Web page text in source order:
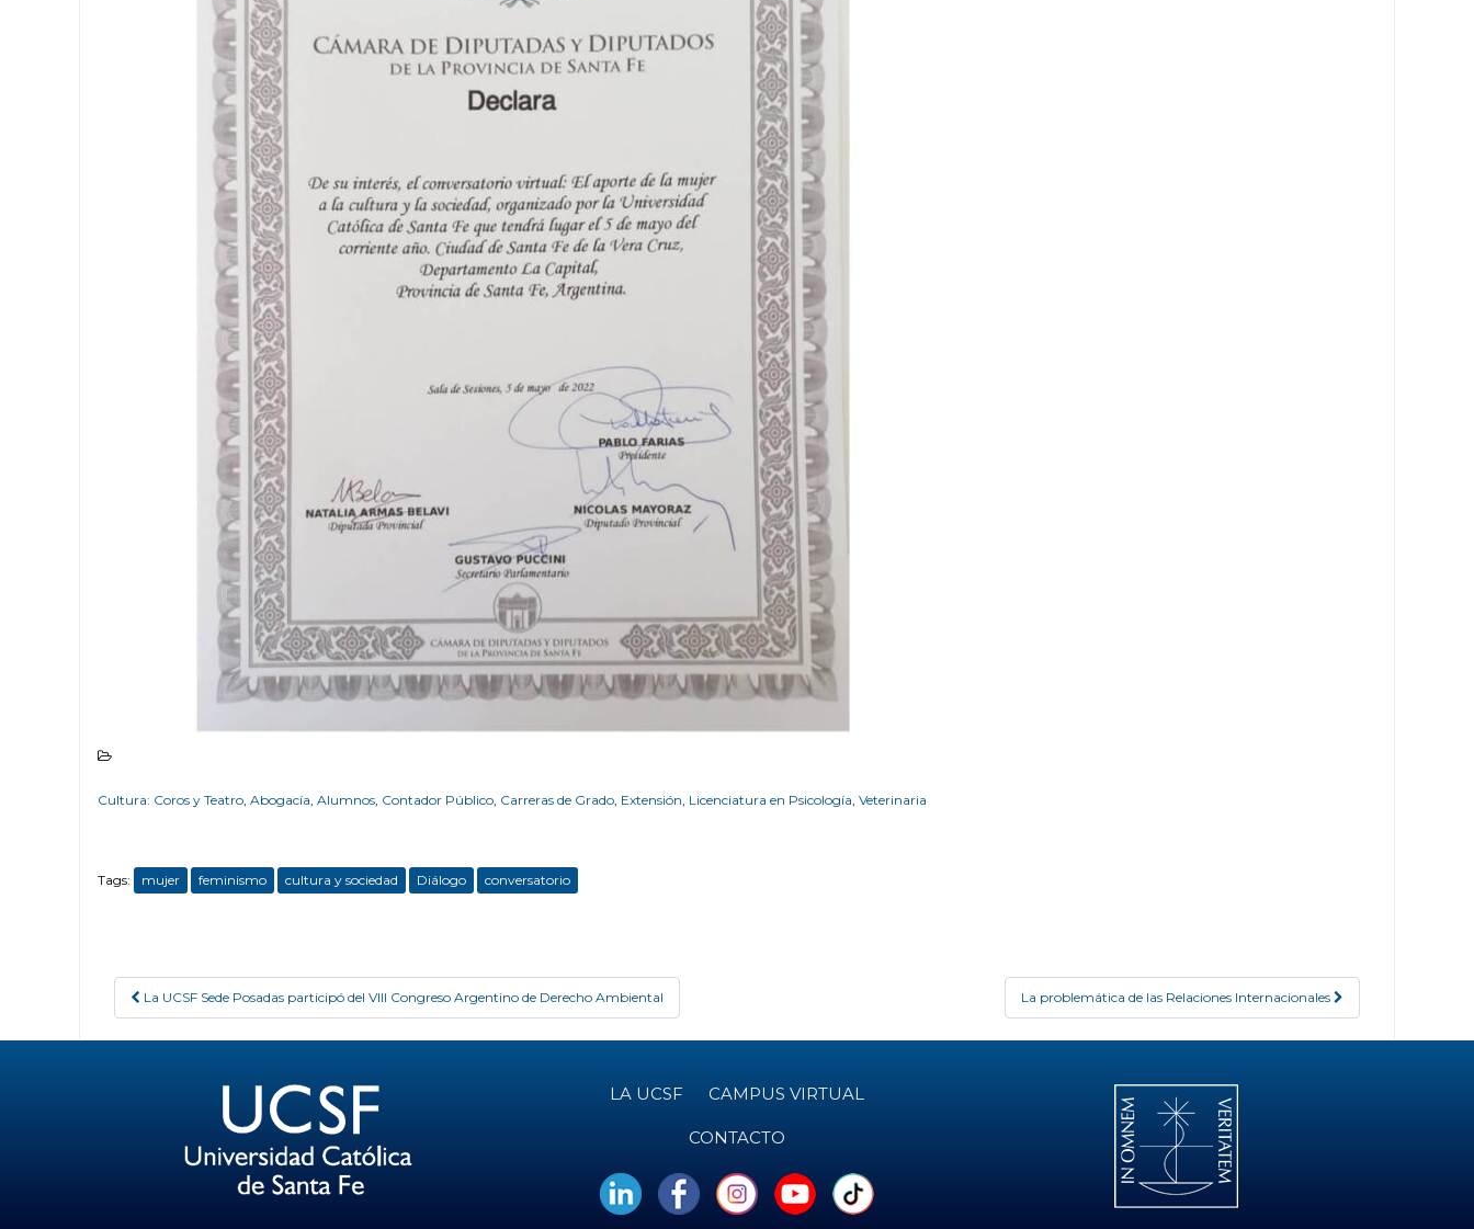
Cultura: Coros y Teatro, Abogacía, Alumnos, Contador Público, Carreras de Grado, Extensión, Licenciatura en Psicología, Veterinaria
Tags: mujer feminismo cultura y sociedad Diálogo conversatorio
Post navigation
La UCSF Sede Posadas participó del VIII Congreso Argentino de Derecho Ambiental La problemática de las Relaciones Internacionales
LA UCSF CAMPUS VIRTUAL
CONTACTO